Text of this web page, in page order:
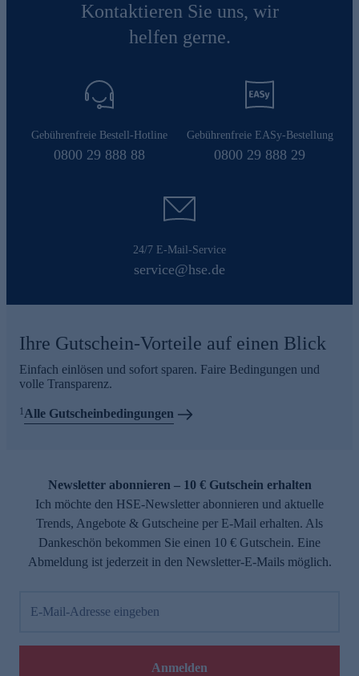
Kontaktieren Sie uns, wir
helfen gerne.
Gebührenfreie Bestell-Hotline
0800 29 888 88
Gebührenfreie EASy-Bestellung
0800 29 888 29
24/7 E-Mail-Service
service@hse.de
Ihre Gutschein-Vorteile auf einen Blick
Einfach einlösen und sofort sparen. Faire Bedingungen und
volle Transparenz.
1 Alle Gutscheinbedingungen
Newsletter abonnieren – 10 € Gutschein erhalten
Ich möchte den HSE-Newsletter abonnieren und aktuelle
Trends, Angebote & Gutscheine per E-Mail erhalten. Als
Dankeschön bekommen Sie einen 10 € Gutschein. Eine
Abmeldung ist jederzeit in den Newsletter-E-Mails möglich.
E-Mail-Adresse eingeben
Anmelden